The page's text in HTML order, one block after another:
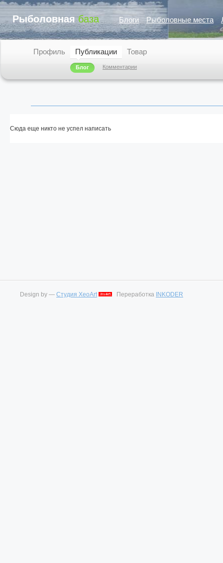
Рыболовная база Блоги Рыболовные места
Профиль Публикации
Блог Комментарии
Товар
Сюда еще никто не успел написать
Design by — Студия XeoArt Переработка INKODER